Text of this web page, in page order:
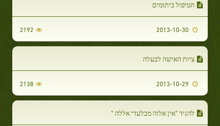
הטיפול ביתומים
2192
ציות האישה לבעלה
2138
להגיד "אין אלוה מבלעדי אללה "